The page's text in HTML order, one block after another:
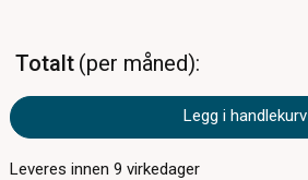
Totalt per måned
Legg i handlekurv
Leveres innen9 virkedager